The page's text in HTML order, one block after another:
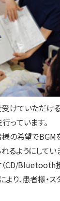
けていただけ
っています。
様の希望でBGM
ようにしてい
CD/Bluetooth
り、患者様・